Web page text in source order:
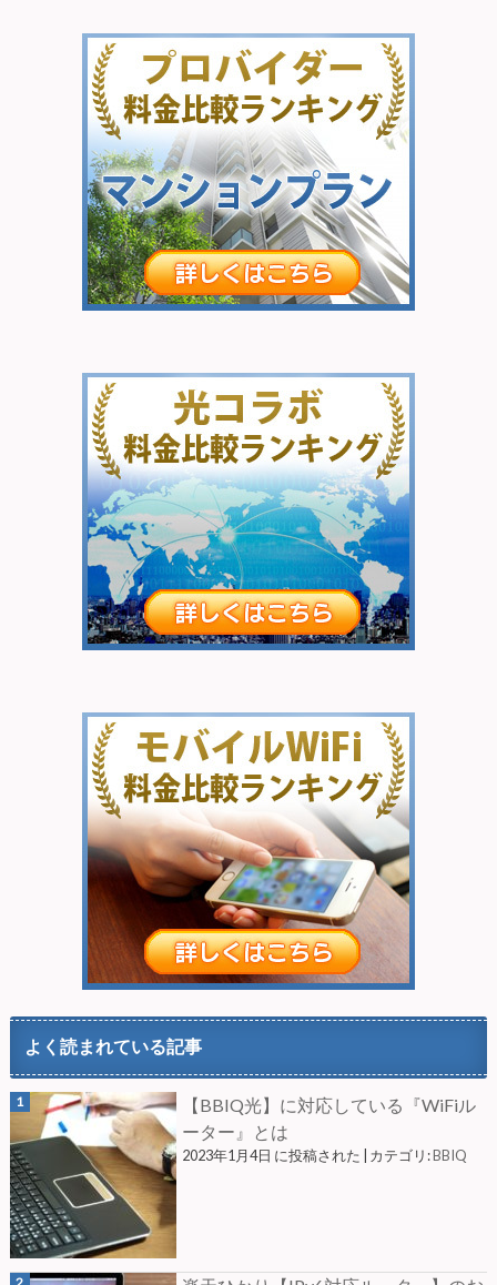
よく読まれている記事
【BBIQ光】に対応している『WiFiル
ーター』とは
2023年1月4日 に投稿された カテゴリ:BBIQ